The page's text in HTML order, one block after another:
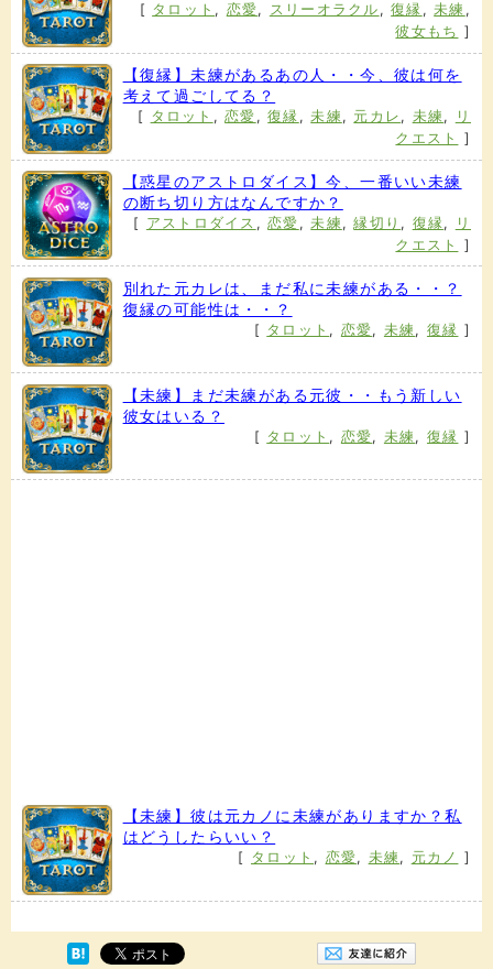
[ タロット , 恋愛, スリーオラクル ,復縁 ,未練 ,
彼女もち ]
【復縁】未練があるあの人・・今、彼は何を
考えて過ごしてる？
[ タロット ,恋愛 ,復縁 ,未練 , 元カレ , 未練 ,
リ
クエスト
]
【惑星のアストロダイス】今、一番いい未練
の断ち切り方はなんですか？
[ アストロダイス ,恋愛 ,未練 ,縁切り , 復縁 ,
リ
クエスト
]
別れた元カレは、まだ私に未練がある・・？
復縁の可能性は・・？
[ タロット , 恋愛, 未練 , 復縁 ]
【未練】まだ未練がある元彼・・もう新しい
彼女はいる？
[ タロット , 恋愛, 未練 , 復縁 ]
【未練】彼は元カノに未練がありますか？私
はどうしたらいい？
[ タロット , 恋愛, 未練, 元カノ ]